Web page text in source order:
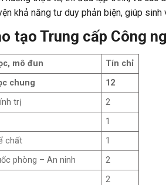
khả năng tư duy phản biện, giúp
tạo Trung cấp Công
mô đun
Tín chỉ
chung
12
trị
2
1
chất
1
phòng – An ninh
2
2